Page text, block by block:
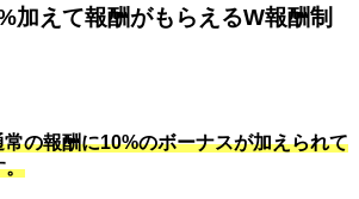
加えて報酬がもらえるW報酬制
の報酬に10%のボーナスが加えられて
。